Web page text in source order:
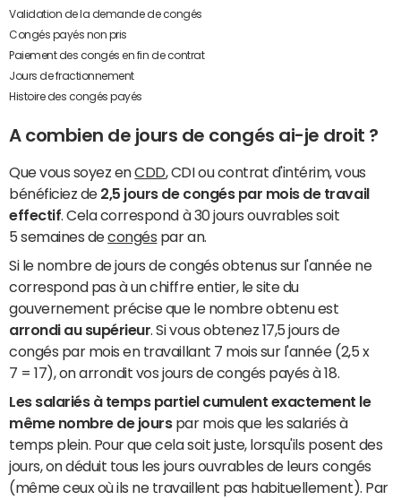
Validation de la demande de congés
Congés payés non pris
Paiement des congés en fin de contrat
Jours de fractionnement
Histoire des congés payés
A combien de jours de congés ai-je droit ?
Que vous soyez enCDD, CDI ou contrat d'intérim, vous
bénéficiez de 2,5 jours de congés par mois de travail
effectif . Cela correspond à 30 jours ouvrables soit
5 semaines decongés par an.
Si le nombre de jours de congés obtenus sur l'année ne
correspond pas à un chiffre entier, le site du
gouvernement précise que le nombre obtenu est
arrondi au supérieur . Si vous obtenez 17,5 jours de
congés par mois en travaillant 7 mois sur l'année (2,5 x
7 = 17), on arrondit vos jours de congés payés à 18.
Les salariés à temps partiel cumulent exactement le
même nombre de jourspar mois que les salariés à
temps plein. Pour que cela soit juste, lorsqu'ils posent des
jours, on déduit tous les jours ouvrables de leurs congés
(même ceux où ils ne travaillent pas habituellement). Par